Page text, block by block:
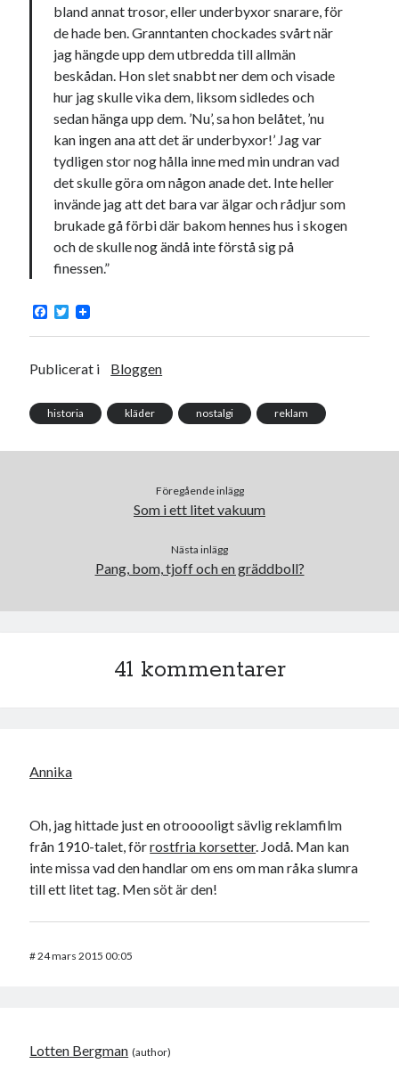
Logga in
Flöde för inlägg
Flöde för kommentarer
WordPress.org
Pejpalla!
Swish: 070-8885542
bland annat trosor, eller underbyxor snarare, för
de hade ben. Granntanten chockades svårt när
jag hängde upp dem utbredda till allmän
beskådan. Hon slet snabbt ner dem och visade
hur jag skulle vika dem, liksom sidledes och
sedan hänga upp dem. ’Nu’, sa hon belåtet, ’nu
kan ingen ana att det är underbyxor!’ Jag var
tydligen stor nog hålla inne med min undran vad
det skulle göra om någon anade det. Inte heller
invände jag att det bara var älgar och rådjur som
brukade gå förbi där bakom hennes hus i skogen
och de skulle nog ändå inte förstå sig på
finessen.”
F
c
b
k
T
i
t
Publicerat i Bloggen
historia kläder nostalgi reklam
Föregående inlägg
Som i ett litet vakuum
Nästa inlägg
Pang, bom, tjoff och en gräddboll?
41 kommentarer
Annika
Oh, jag hittade just en otrooooligt sävlig reklamfilm
från 1910-talet, förrostfria korsetter. Jodå. Man kan
inte missa vad den handlar om ens om man råka slumra
till ett litet tag. Men söt är den!
#24 mars 2015 00:05
Lotten Bergman